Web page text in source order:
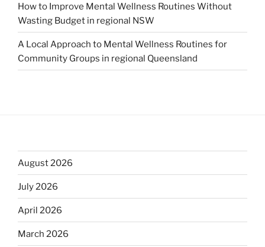
How to Improve Mental Wellness Routines Without
Wasting Budget in regional NSW
A Local Approach to Mental Wellness Routines for
Community Groups in regional Queensland
August 2026
July 2026
April 2026
March 2026